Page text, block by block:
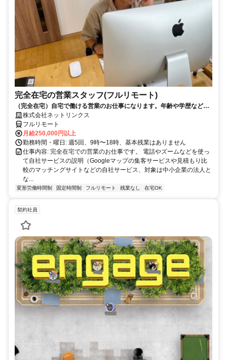
完全在宅の営業スタッフ(フルリモート)
（完全在宅）自宅で働ける営業のお仕事になります。年齢や学歴など問
いません。
株式会社ネットリンクス
フルリモート
月給250,000円以上
勤務時間・曜日: 週5回、9時〜18時、基本残業はありません
仕事内容: 完全在宅での営業のお仕事です。 電話やズームなどを使っ
て自社サービスの説明（Googleマップの集客サービスや見積もり比
較のマッチングサイトなどの自社サービス、対象は中小企業の法人と
な...
変形労働時間制 固定時間制 フルリモート 残業なし 在宅OK
契約社員